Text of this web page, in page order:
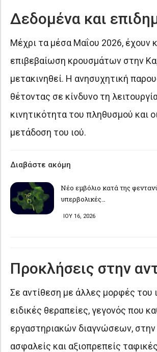
Δεδομένα και
Μέχρι τα μέσα Μαΐου 2026, έχουν
επιβεβαίωση κρουσμάτων στην
μετακινηθεί. Η ανησυχητική
θέτοντας σε κίνδυνο τη
κινητικότητα του πληθυσμού και
μετάδοση του ιού.
Διαβάστε ακόμη
Νέο εμβόλιο κατά της
υπερβολικές…
ΙΟΥ 16, 2026
Προκλήσεις στην
Σε αντίθεση με άλλες μορφές του
ειδικές θεραπείες, γεγονός που
εργαστηριακών διαγνώσεων,
ασφαλείς και αξιοπρεπείς